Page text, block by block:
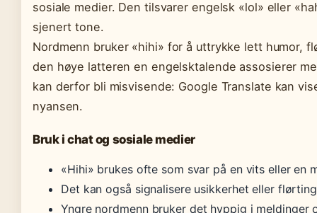
sosiale medier. Den tilsvarer engelsk «lol» eller
sjenert tone.
Nordmenn bruker «hihi» for å uttrykke lett humor,
den høye latteren en engelsktalende assosierer
kan derfor bli misvisende: Google Translate kan
nyansen.
Bruk i chat og sosiale medier
«Hihi» brukes ofte som svar på en vits eller en
Det kan også signalisere usikkerhet eller flørting
Yngre nordmenn bruker det hyppig i meldinger